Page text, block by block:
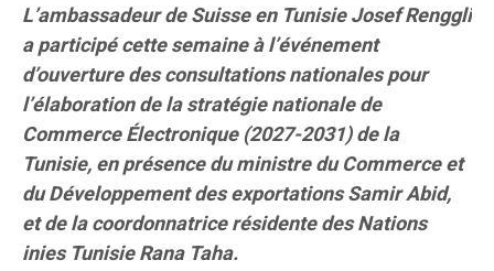
L’ambassadeur de Suisse en Tunisie Josef Renggli
a participé cette semaine à l’événement
d’ouverture des consultations nationales pour
l’élaboration de la stratégie nationale de
Commerce Électronique (2027-2031) de la
Tunisie, en présence du ministre du Commerce et
du Développement des exportations Samir Abid,
et de la coordonnatrice résidente des Nations
inies Tunisie Rana Taha.